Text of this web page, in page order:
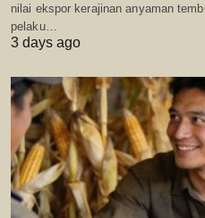
nilai ekspor kerajinan anyaman
pelaku…
3 days ago